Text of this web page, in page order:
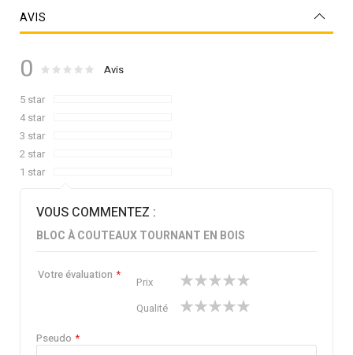
AVIS
0 Évaluation : % of100
Avis
5 star
4 star
3 star
2 star
1 star
VOUS COMMENTEZ :
BLOC À COUTEAUX TOURNANT EN BOIS
Votre évaluation
Prix
1
star
2
stars
3
stars
4
stars
5
stars
Qualité
1
star
2
stars
3
stars
4
stars
5
stars
Pseudo